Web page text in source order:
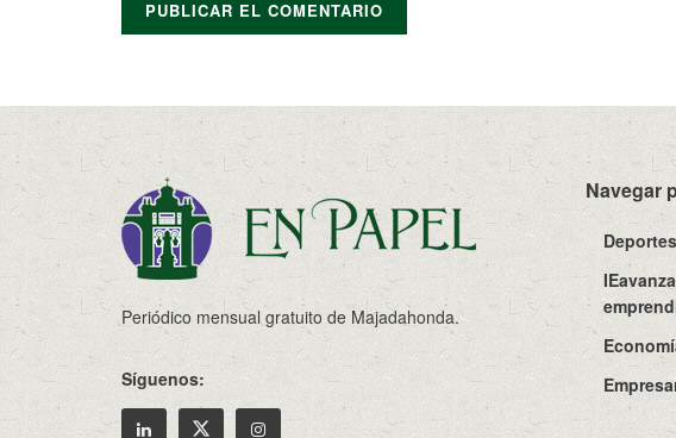
Periódico mensual gratuito de Majadahonda.
Síguenos:
Navegar
Deportes